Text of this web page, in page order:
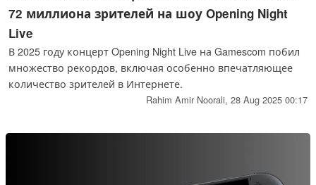
72 миллиона зрителей на шоу Opening Night
Live
В 2025 году концерт Opening Night Live на Gamescom побил
множество рекордов, включая особенно впечатляющее
количество зрителей в Интернете.
Rahim Amir Noorali, 28 Aug 2025 00:17